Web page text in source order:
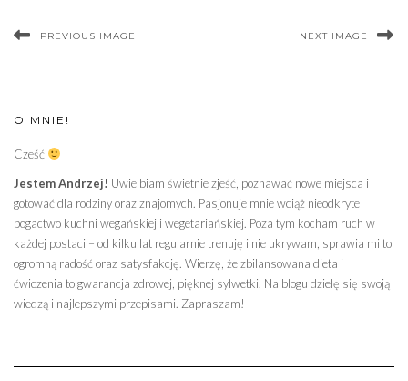
PREVIOUS IMAGE NEXT IMAGE
O MNIE!
Cześć
Jestem Andrzej! Uwielbiam świetnie zjeść, poznawać nowe miejsca i
gotować dla rodziny oraz znajomych. Pasjonuje mnie wciąż nieodkryte
bogactwo kuchni wegańskiej i wegetariańskiej. Poza tym kocham ruch w
każdej postaci – od kilku lat regularnie trenuję i nie ukrywam, sprawia mi to
ogromną radość oraz satysfakcję. Wierzę, że zbilansowana dieta i
ćwiczenia to gwarancja zdrowej, pięknej sylwetki. Na blogu dzielę się swoją
wiedzą i najlepszymi przepisami. Zapraszam!